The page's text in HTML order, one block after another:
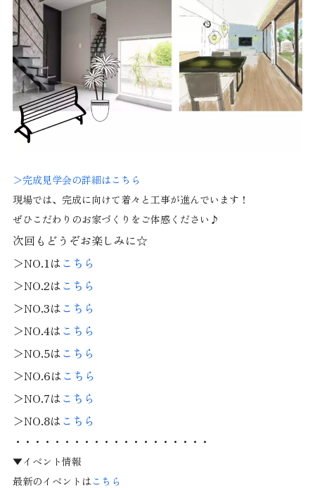
＞完成見学会の詳細はこちら
現場では、完成に向けて着々と工事が進んでいます！
ぜひこだわりのお家づくりをご体感ください♪
次回もどうぞお楽しみに☆
＞NO.1はこちら
＞NO.2はこちら
＞NO.3はこちら
＞NO.4はこちら
＞NO.5はこちら
＞NO.6はこちら
＞NO.7はこちら
＞NO.8はこちら
・・・・・・・・・・・・・・・・・・・・
▼イベント情報
最新のイベントは こちら